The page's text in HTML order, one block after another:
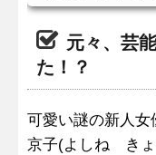
元々、芸
た！？
可愛い謎の新人女
京子(よしね きょ